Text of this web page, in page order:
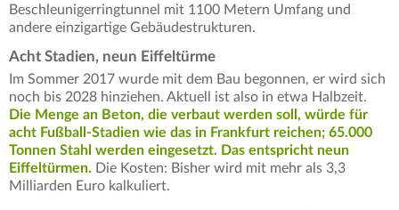
Beschleunigerringtunnel mit 1100 Metern Umfang und
andere einzigartige Gebäudestrukturen.
Acht Stadien, neun Eiffeltürme
Im Sommer 2017 wurde mit dem Bau begonnen, er wird sich
noch bis 2028 hinziehen. Aktuell ist also in etwa Halbzeit.
Die Menge an Beton, die verbaut werden soll, würde für
acht Fußball-Stadien wie das in Frankfurt reichen; 65.000
Tonnen Stahl werden eingesetzt. Das entspricht neun
Eiffeltürmen. Die Kosten: Bisher wird mit mehr als 3,3
Milliarden Euro kalkuliert.